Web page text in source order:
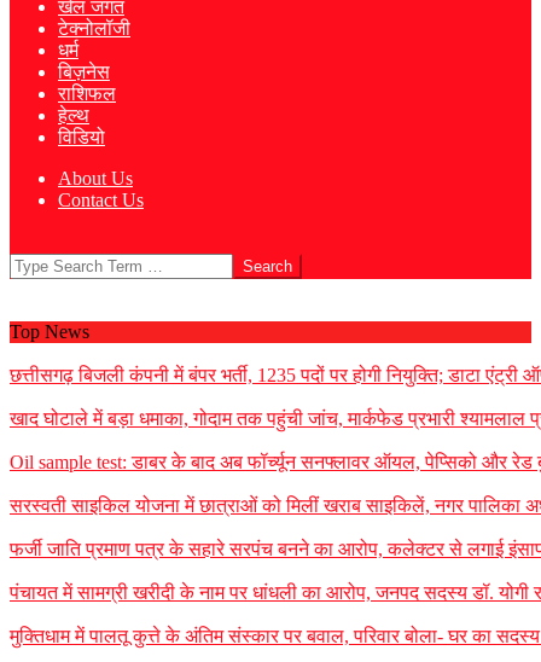
खेल जगत
टेक्नोलॉजी
धर्म
बिज़नेस
राशिफल
हेल्थ
विडियो
About Us
Contact Us
Search
Top News
छत्तीसगढ़ बिजली कंपनी में बंपर भर्ती, 1235 पदों पर होगी नियुक्ति; डाटा
खाद घोटाले में बड़ा धमाका, गोदाम तक पहुंची जांच, मार्कफेड प्रभारी
Oil sample test: डाबर के बाद अब फॉर्च्यून सनफ्लावर ऑयल, पेप्सिको और
सरस्वती साइकिल योजना में छात्राओं को मिलीं खराब साइकिलें, नगर पालिका
फर्जी जाति प्रमाण पत्र के सहारे सरपंच बनने का आरोप, कलेक्टर से लगाई
पंचायत में सामग्री खरीदी के नाम पर धांधली का आरोप, जनपद सदस्य डॉ. योगी
मुक्तिधाम में पालतू कुत्ते के अंतिम संस्कार पर बवाल, परिवार बोला- घर का